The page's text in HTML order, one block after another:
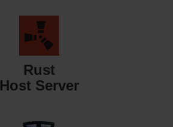
Rust
Host Server